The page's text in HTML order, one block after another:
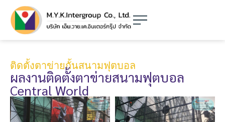
ติดตั้งตาข่ายกั้นสนามฟุตบอล
ผลงานติดตั้งตาข่ายสนามฟุตบอล
Central World